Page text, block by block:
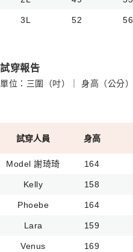
3L 52 56
試穿報告
單位：三圍（吋）｜ 身高（公分
試穿人員 身高
Model 謝琦琦 164
Kelly 158
Phoebe 164
Lara 159
Venus 169